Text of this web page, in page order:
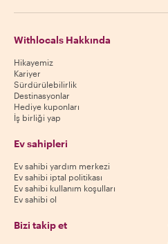
Withlocals Hakkında
Hikayemiz
Kariyer
Sürdürülebilirlik
Destinasyonlar
Hediye kuponları
İş birliği yap
Ev sahipleri
Ev sahibi yardım merkezi
Ev sahibi iptal politikası
Ev sahibi kullanım koşulları
Ev sahibi ol
Bizi takip et